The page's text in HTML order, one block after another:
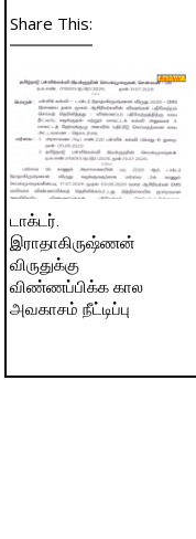
Share This:
டாக்டர்.
இராதாகிருஷ்ணன்
விருதுக்கு
விண்ணப்பிக்க கால
அவகாசம் நீட்டிப்பு